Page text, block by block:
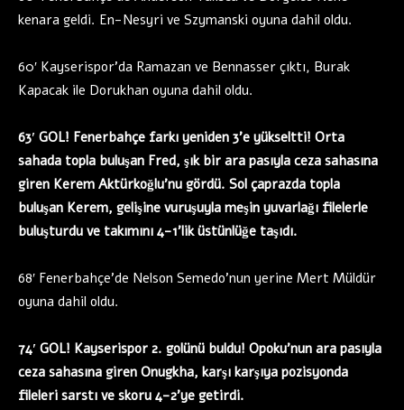
kenara geldi. En-Nesyri ve Szymanski oyuna dahil oldu.
60′ Kayserispor’da Ramazan ve Bennasser çıktı, Burak
Kapacak ile Dorukhan oyuna dahil oldu.
63′ GOL! Fenerbahçe farkı yeniden 3’e yükseltti! Orta
sahada topla buluşan Fred, şık bir ara pasıyla ceza sahasına
giren Kerem Aktürkoğlu’nu gördü. Sol çaprazda topla
buluşan Kerem, gelişine vuruşuyla meşin yuvarlağı filelerle
buluşturdu ve takımını 4-1’lik üstünlüğe taşıdı.
68′ Fenerbahçe’de Nelson Semedo’nun yerine Mert Müldür
oyuna dahil oldu.
74′ GOL! Kayserispor 2. golünü buldu! Opoku’nun ara pasıyla
ceza sahasına giren Onugkha, karşı karşıya pozisyonda
fileleri sarstı ve skoru 4-2’ye getirdi.